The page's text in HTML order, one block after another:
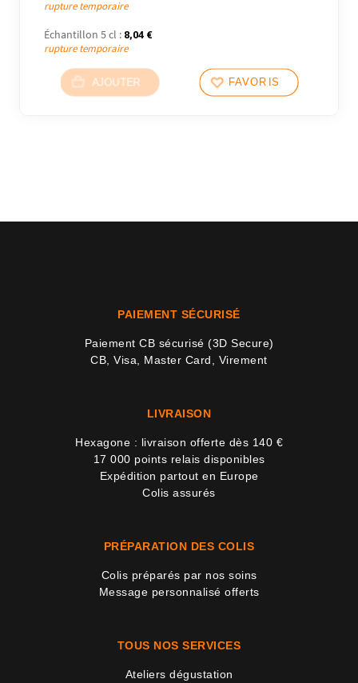
rupture temporaire
Échantillon 5 cl : 8,04 €
rupture temporaire
AJOUTER FAVORIS
PAIEMENT SÉCURISÉ
Paiement CB sécurisé (3D Secure)
CB, Visa, Master Card, Virement
LIVRAISON
Hexagone : livraison offerte dès 140 €
17 000 points relais disponibles
Expédition partout en Europe
Colis assurés
PRÉPARATION DES COLIS
Colis préparés par nos soins
Message personnalisé offerts
TOUS NOS SERVICES
Ateliers dégustation